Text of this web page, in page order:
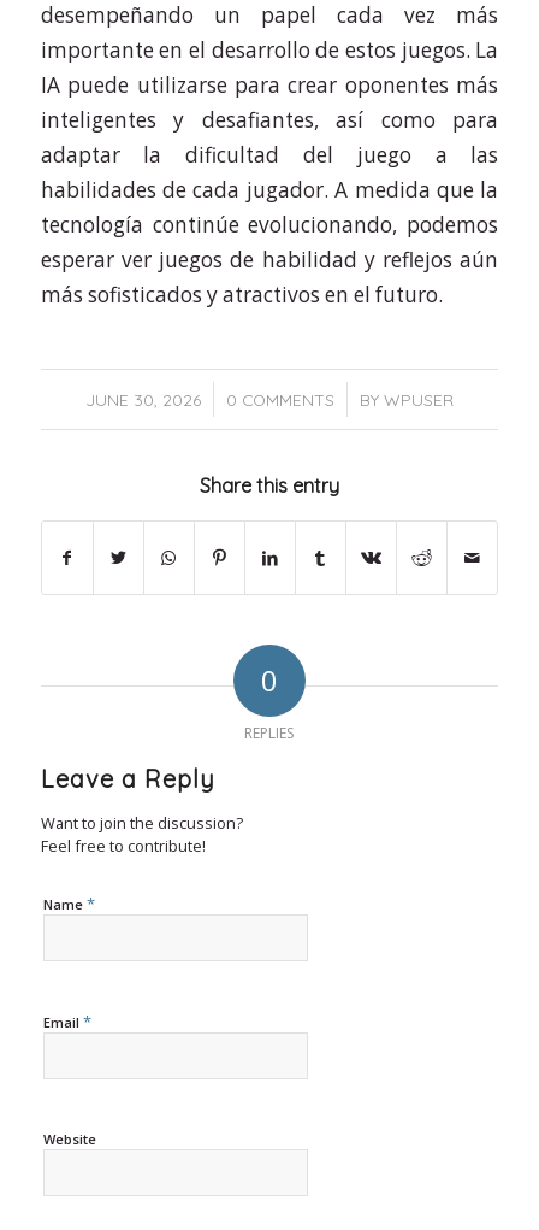
desempeñando un papel cada vez más
importante en el desarrollo de estos juegos. La
IA puede utilizarse para crear oponentes más
inteligentes y desafiantes, así como para
adaptar la dificultad del juego a las
habilidades de cada jugador. A medida que la
tecnología continúe evolucionando, podemos
esperar ver juegos de habilidad y reflejos aún
más sofisticados y atractivos en el futuro.
JUNE 30, 2026
/ 0 COMMENTS
/ BY WPUSER
Share this entry
0
REPLIES
Leave a Reply
Want to join the discussion?
Feel free to contribute!
Name *
Email *
Website